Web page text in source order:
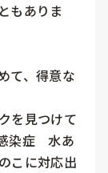
もありま
て、得意な
を見つけて
染症　水あ
こに対応出